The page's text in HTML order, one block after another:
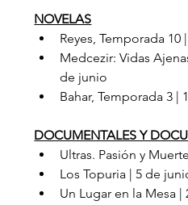
NOVELAS
Reyes, Temporada 10
Medcezir: Vidas
de junio
Bahar, Temporada 3 |
DOCUMENTALES Y
Ultras. Pasión y
Los Topuria | 5 de
Un Lugar en la Mesa |